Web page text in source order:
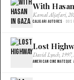
With
Kamal Aljafari,
Caligari Autores · Dos
Lost
David Lynch, 1997,
American